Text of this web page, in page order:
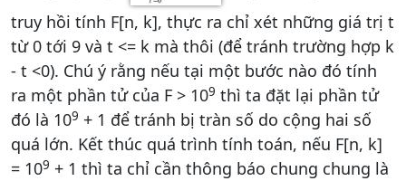
truy hồi tính F[n, k], thực ra chỉ xét những giá trị t
từ 0 tới 9 và t <= k mà thôi (để tránh trường hợp k
- t <0). Chú ý rằng nếu tại một bước nào đó tính
ra một phần tử của F > 109 thì ta đặt lại phần tử
đó là 109 + 1 để tránh bị tràn số do cộng hai số
quá lớn. Kết thúc quá trình tính toán, nếu F[n, k]
= 109 + 1 thì ta chỉ cần thông báo chung chung là